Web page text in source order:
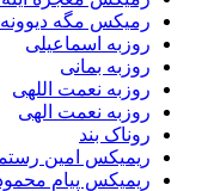
رمیکس مگه
روزبه اسماعیلی
روزبه بمانی
روزبه نعمت اللهی
روزبه نعمت الهی
روناک بند
ریمیکس امین
ریمیکس پیام